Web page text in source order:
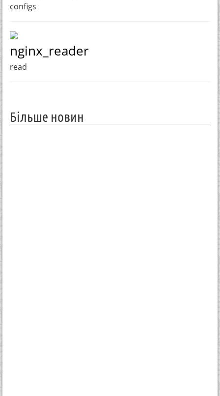
configs
nginx_reader
read
Більше новин